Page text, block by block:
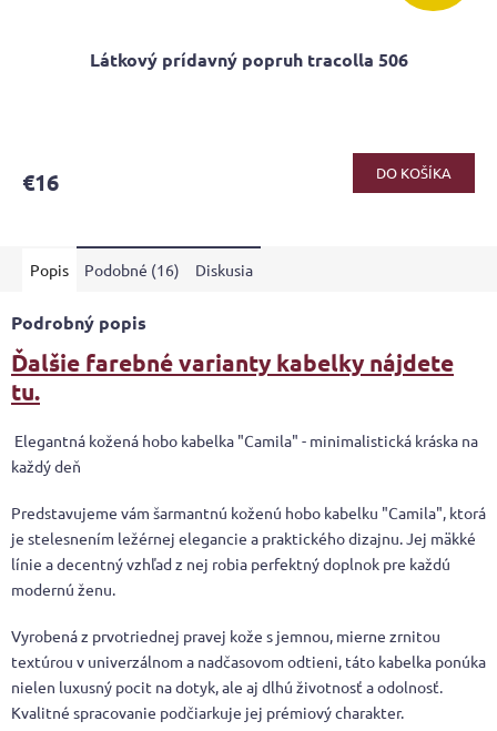
Látkový prídavný popruh tracolla 506
€16 DO KOŠÍKA
Popis Podobné (16) Diskusia
Podrobný popis
Ďalšie farebné varianty kabelky nájdete
tu.
Elegantná kožená hobo kabelka "Camila" - minimalistická kráska na
každý deň
Predstavujeme vám šarmantnú koženú hobo kabelku "Camila", ktorá
je stelesnením ležérnej elegancie a praktického dizajnu. Jej mäkké
línie a decentný vzhľad z nej robia perfektný doplnok pre každú
modernú ženu.
Vyrobená z prvotriednej pravej kože s jemnou, mierne zrnitou
textúrou v univerzálnom a nadčasovom odtieni, táto kabelka ponúka
nielen luxusný pocit na dotyk, ale aj dlhú životnosť a odolnosť.
Kvalitné spracovanie podčiarkuje jej prémiový charakter.